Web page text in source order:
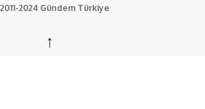
2024 Gündem Türkiye
↑